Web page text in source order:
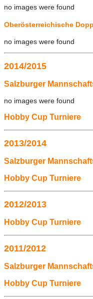
no images were found
Oberösterreichische
no images were found
2014/2015
Salzburger
no images were found
Hobby Cup Turniere
2013/2014
Salzburger
Hobby Cup Turniere
2012/2013
Hobby Cup Turniere
2011/2012
Salzburger
Hobby Cup Turniere